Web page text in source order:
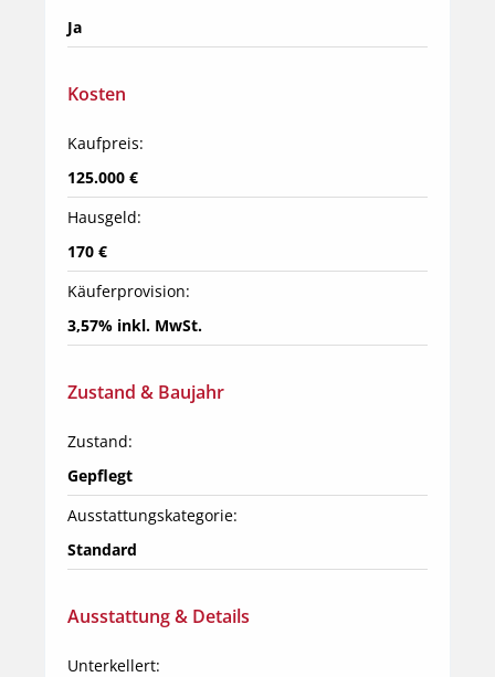
Ja
Kosten
Kaufpreis:
125.000 €
Hausgeld:
170 €
Käuferprovision:
3,57% inkl. MwSt.
Zustand & Baujahr
Zustand:
Gepflegt
Ausstattungskategorie:
Standard
Ausstattung & Details
Unterkellert: